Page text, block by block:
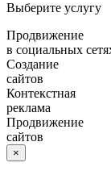
Выберите услугу
Продвижение
в социальных
Создание
сайтов
Контекстная
реклама
Продвижение
сайтов
×